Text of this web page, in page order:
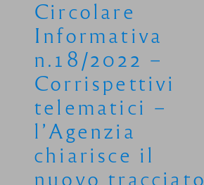
Circolare
Informativa
n.18/2022 –
Corrispettivi
telematici –
l’Agenzia
chiarisce il
nuovo tracciato